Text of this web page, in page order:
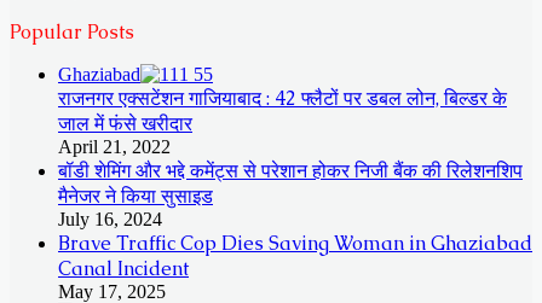
Popular Posts
Ghaziabad
राजनगर एक्सटेंशन गाजियाबाद : 42 फ्लैटों पर डबल लोन, बिल्डर के
जाल में फंसे खरीदार
April 21, 2022
बॉडी शेमिंग और भद्दे कमेंट्स से परेशान होकर निजी बैंक की रिलेशनशिप
मैनेजर ने किया सुसाइड
July 16, 2024
Brave Traffic Cop Dies Saving Woman in Ghaziabad
Canal Incident
May 17, 2025